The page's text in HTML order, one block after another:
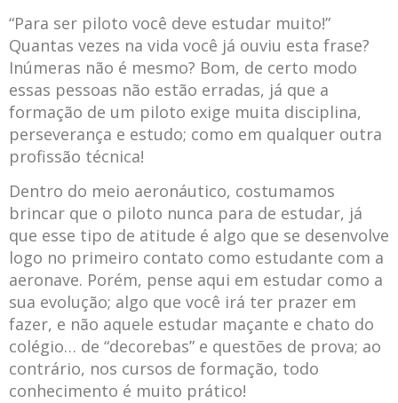
“Para ser piloto você deve estudar muito!”
Quantas vezes na vida você já ouviu esta frase?
Inúmeras não é mesmo? Bom, de certo modo
essas pessoas não estão erradas, já que a
formação de um piloto exige muita disciplina,
perseverança e estudo; como em qualquer outra
profissão técnica!
Dentro do meio aeronáutico, costumamos
brincar que o piloto nunca para de estudar, já
que esse tipo de atitude é algo que se desenvolve
logo no primeiro contato como estudante com a
aeronave. Porém, pense aqui em estudar como a
sua evolução; algo que você irá ter prazer em
fazer, e não aquele estudar maçante e chato do
colégio… de “decorebas” e questões de prova; ao
contrário, nos cursos de formação, todo
conhecimento é muito prático!